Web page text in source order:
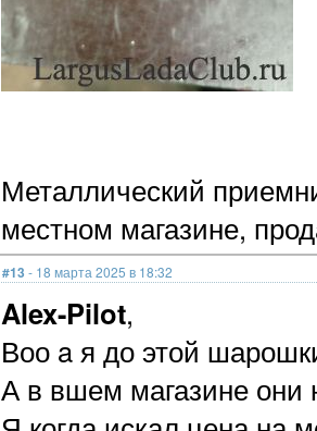
Металлический
местном магазине,
#13 - 18 марта 2025 в 18:32
Alex-Pilot,
Воо a я до этой
А в вшем магазине они